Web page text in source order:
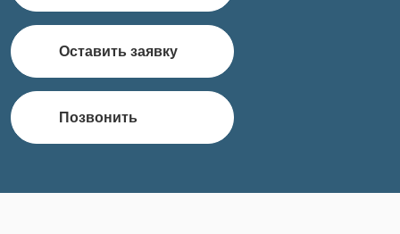
Оставить заявку
Позвонить